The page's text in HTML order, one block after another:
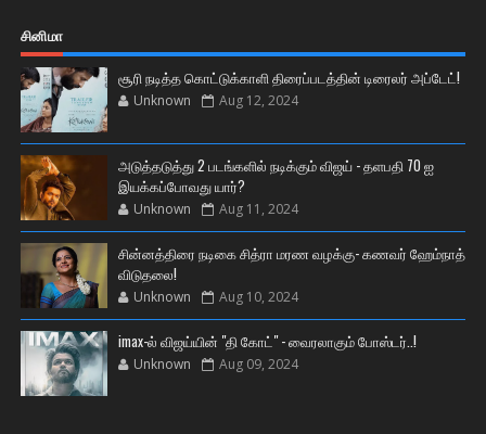
சினிமா
சூரி நடித்த கொட்டுக்காளி திரைப்படத்தின் டிரைலர் அப்டேட்!
Unknown Aug 12, 2024
அடுத்தடுத்து 2 படங்களில் நடிக்கும் விஜய் - தளபதி 70 ஐ
இயக்கப்போவது யார்?
Unknown Aug 11, 2024
சின்னத்திரை நடிகை சித்ரா மரண வழக்கு- கணவர் ஹேம்நாத்
விடுதலை!
Unknown Aug 10, 2024
imax-ல் விஜய்யின் "தி கோட்" - வைரலாகும் போஸ்டர்..!
Unknown Aug 09, 2024